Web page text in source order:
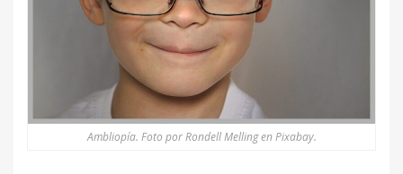
Ambliopía. Foto por Rondell Melling en Pixabay.